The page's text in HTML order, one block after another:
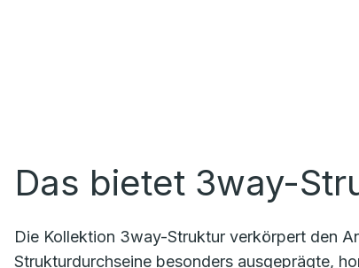
Das bietet 3way-
Die Kollektion 3way-Struktur verkörpert den
Strukturdurchseine besonders ausgeprägte,